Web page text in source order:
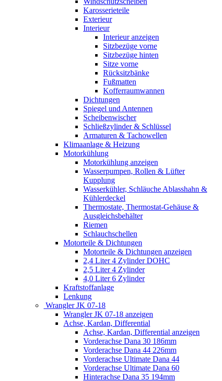
Karosserieteile
Exterieur
Interieur
Interieur anzeigen
Sitzbezüge vorne
Sitzbezüge hinten
Sitze vorne
Rücksitzbänke
Fußmatten
Kofferraumwannen
Dichtungen
Spiegel und Antennen
Scheibenwischer
Schließzylinder & Schlüssel
Armaturen & Tachowellen
Klimaanlage & Heizung
Motorkühlung
Motorkühlung anzeigen
Wasserpumpen, Rollen & Lüfter
Kupplung
Wasserkühler, Schläuche Ablasshahn &
Kühlerdeckel
Thermostate, Thermostat-Gehäuse &
Ausgleichsbehälter
Riemen
Schlauchschellen
Motorteile & Dichtungen
Motorteile & Dichtungen anzeigen
2,4 Liter 4 Zylinder DOHC
2,5 Liter 4 Zylinder
4,0 Liter 6 Zylinder
Kraftstoffanlage
Lenkung
Wrangler JK 07-18
Wrangler JK 07-18 anzeigen
Achse, Kardan, Differential
Achse, Kardan, Differential anzeigen
Vorderachse Dana 30 186mm
Vorderachse Dana 44 226mm
Vorderachse Ultimate Dana 44
Vorderachse Ultimate Dana 60
Hinterachse Dana 35 194mm